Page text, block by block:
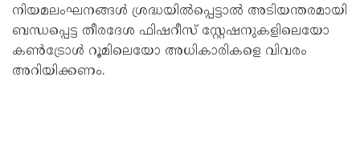
നിയമലംഘനങ്ങൾ ശ്രദ്ധയിൽപ്പെട്ടാൽ അടിയന്തരമായി
ബന്ധപ്പെട്ട തീരദേശ ഫിഷറീസ് സ്റ്റേഷനുകളിലെയോ
കൺട്രോൾ റൂമിലെയോ അധികാരികളെ വിവരം
അറിയിക്കണം.